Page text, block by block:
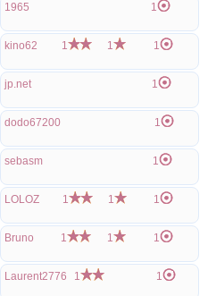
1965 1
kino62 1 1 1
jp.net 1
dodo67200 1
sebasm 1
LOLOZ 1 1 1
Bruno 1 1 1
Laurent2776 1 1